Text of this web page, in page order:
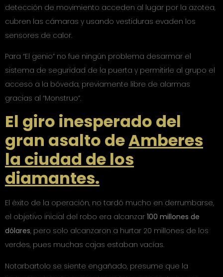
detección de movimiento acceden al lugar por la azotea,
cubren las cámaras y usando vestiduras evaden los
sensores de calor.
Para “El genio” no fue ningún problema desarmar el
sistema de seguridad de la puerta y permitirle al grupo el
acceso a la bóveda, previamente libre de alarmas
gracias al “Monstruo”.
El giro inesperado del
gran asalto deAmberes
la ciudad de los
diamantes.
El éxito de la operación, no tardó mucho en derrumbarse,
el objetivo inicial del robo era alcanzar 100 millones de
dólares, pero solo alcanzaron a hurtar 20 millones de los
verdes, pues muchas cajas estaban vacías.
Notarbartolo se siente engañado, presume que la